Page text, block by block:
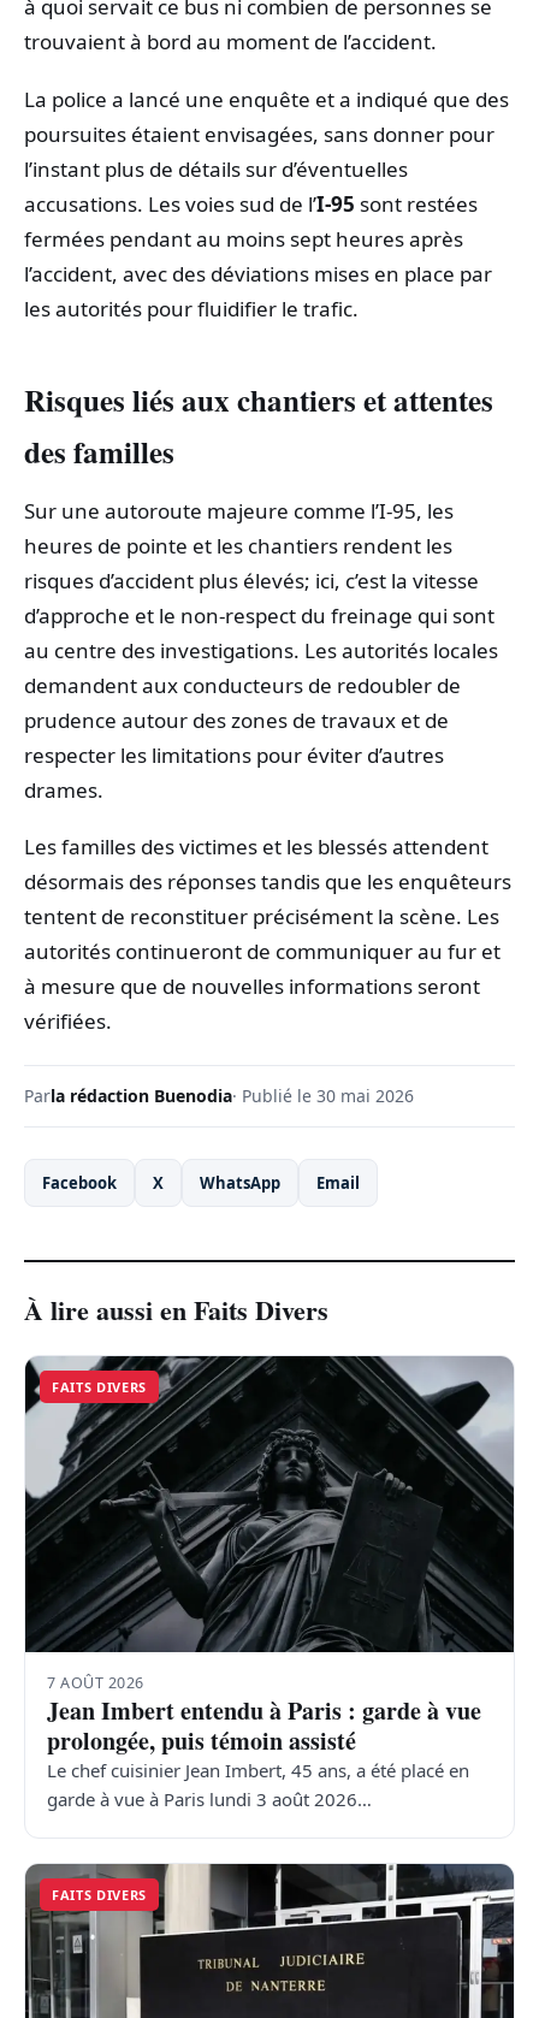
à quoi servait ce bus ni combien de personnes se
trouvaient à bord au moment de l’accident.
La police a lancé une enquête et a indiqué que des
poursuites étaient envisagées, sans donner pour
l’instant plus de détails sur d’éventuelles
accusations. Les voies sud de l’I‑95 sont restées
fermées pendant au moins sept heures après
l’accident, avec des déviations mises en place par
les autorités pour fluidifier le trafic.
Risques liés aux chantiers et attentes
des familles
Sur une autoroute majeure comme l’I‑95, les
heures de pointe et les chantiers rendent les
risques d’accident plus élevés; ici, c’est la vitesse
d’approche et le non-respect du freinage qui sont
au centre des investigations. Les autorités locales
demandent aux conducteurs de redoubler de
prudence autour des zones de travaux et de
respecter les limitations pour éviter d’autres
drames.
Les familles des victimes et les blessés attendent
désormais des réponses tandis que les enquêteurs
tentent de reconstituer précisément la scène. Les
autorités continueront de communiquer au fur et
à mesure que de nouvelles informations seront
vérifiées.
Parla rédaction Buenodia· Publié le 30 mai 2026
Facebook X WhatsApp Email
À lire aussi en Faits Divers
FAITS DIVERS
7 AOÛT 2026
Jean Imbert entendu à Paris : garde à vue
prolongée, puis témoin assisté
Le chef cuisinier Jean Imbert, 45 ans, a été placé en
garde à vue à Paris lundi 3 août 2026…
FAITS DIVERS